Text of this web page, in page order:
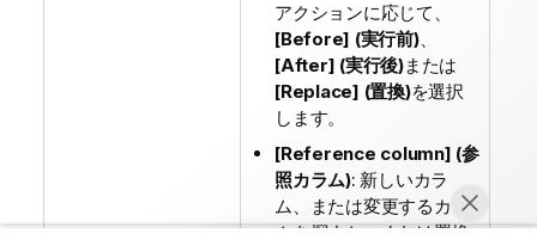
アクションに応じて、
[Before] (実行前)、
[After] (実行後)または
[Replace] (置換)を選択
します。
[Reference column] (参
照カラム): 新しいカラ
ム、または変更するカラ
ムを探すか、または置換